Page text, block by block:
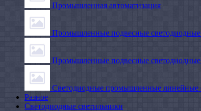
Промышленная автоматизация
Промышленные подвесные
Промышленные подвесные
Светодиодные промышленные линейные
Разное
Светодиодные светильники